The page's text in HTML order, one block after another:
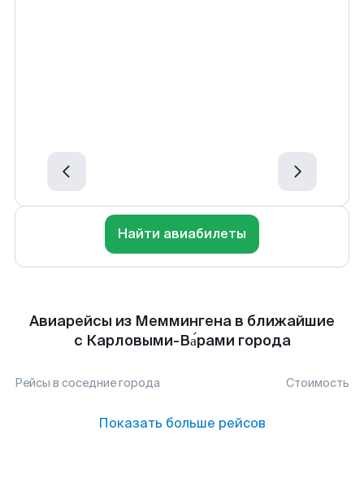
Найти авиабилеты
Авиарейсы из Меммингена в ближайшие
с Карловыми-Ва́рами города
Рейсы в соседние города Стоимость
Показать больше рейсов